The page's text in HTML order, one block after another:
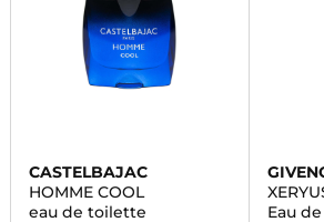
CASTELBAJAC
HOMME COOL
eau de toilette
Eau